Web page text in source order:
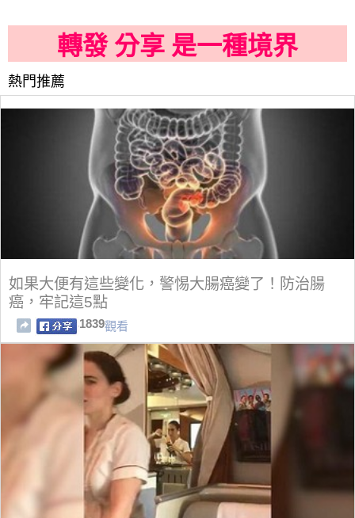
轉發 分享 是一種境界
熱門推薦
如果大便有這些變化，警惕大腸癌變了！防治腸
癌，牢記這5點
1839觀看